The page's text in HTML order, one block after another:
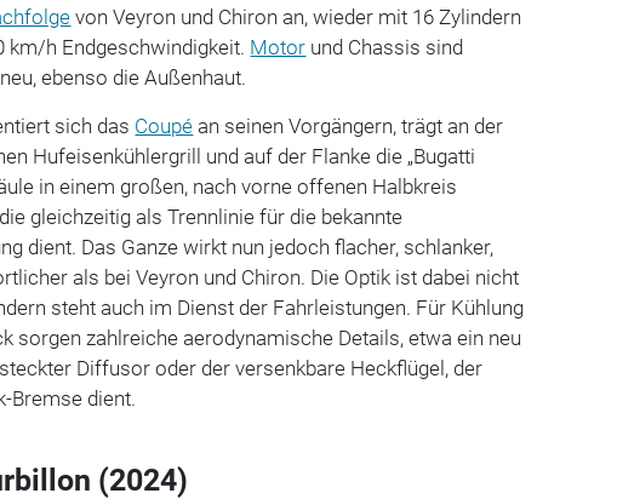
von Veyron und Chiron an, wieder mit 16 Zylindern
km/h Endgeschwindigkeit. Motor und Chassis sind
ebenso die Außenhaut.
sich das Coupé an seinen Vorgängern, trägt an der
Hufeisenkühlergrill und auf der Flanke die „Bugatti
in einem großen, nach vorne offenen Halbkreis
gleichzeitig als Trennlinie für die bekannte
dient. Das Ganze wirkt nun jedoch flacher, schlanker,
als bei Veyron und Chiron. Die Optik ist dabei nicht
steht auch im Dienst der Fahrleistungen. Für Kühlung
sorgen zahlreiche aerodynamische Details, etwa ein neu
Diffusor oder der versenkbare Heckflügel, der
Bremse dient.
(2024)